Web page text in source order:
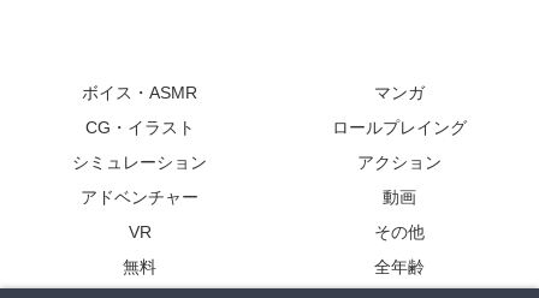
ボイス・ASMR
マンガ
CG・イラスト
ロールプレイング
シミュレーション
アクション
アドベンチャー
動画
VR
その他
無料
全年齢